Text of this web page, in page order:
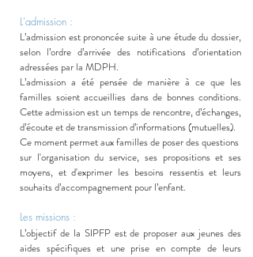
L'admission :
L’admission est prononcée suite à une étude du dossier,
selon l’ordre d’arrivée des notifications d’orientation
adressées par la MDPH.
L’admission a été pensée de manière à ce que les
familles soient accueillies dans de bonnes conditions.
Cette admission est un temps de rencontre, d’échanges,
d’écoute et de transmission d’informations (mutuelles).
Ce moment permet aux familles de poser des questions
sur l'organisation du service, ses propositions et ses
moyens, et d'exprimer les besoins ressentis et leurs
souhaits d’accompagnement pour l’enfant.
Les missions :
L’objectif de la SIPFP est de proposer aux jeunes des
aides spécifiques et une prise en compte de leurs